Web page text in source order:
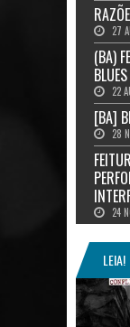
27
(BA)
BLUES
22
[BA]
28
24
LEIA!